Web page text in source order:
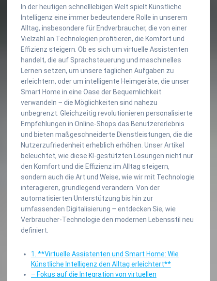
In der heutigen schnelllebigen Welt spielt Künstliche
Intelligenz eine immer bedeutendere Rolle in unserem
Alltag, insbesondere für Endverbraucher, die von einer
Vielzahl an Technologien profitieren, die Komfort und
Effizienz steigern. Ob es sich um virtuelle Assistenten
handelt, die auf Sprachsteuerung und maschinelles
Lernen setzen, um unsere täglichen Aufgaben zu
erleichtern, oder um intelligente Heimgeräte, die unser
Smart Home in eine Oase der Bequemlichkeit
verwandeln – die Möglichkeiten sind nahezu
unbegrenzt. Gleichzeitig revolutionieren personalisierte
Empfehlungen in Online-Shops das Benutzererlebnis
und bieten maßgeschneiderte Dienstleistungen, die die
Nutzerzufriedenheit erheblich erhöhen. Unser Artikel
beleuchtet, wie diese KI-gestützten Lösungen nicht nur
den Komfort und die Effizienz im Alltag steigern,
sondern auch die Art und Weise, wie wir mit Technologie
interagieren, grundlegend verändern. Von der
automatisierten Unterstützung bis hin zur
umfassenden Digitalisierung – entdecken Sie, wie
Verbraucher-Technologie den modernen Lebensstil neu
definiert.
1. **Virtuelle Assistenten und Smart Home: Wie
Künstliche Intelligenz den Alltag erleichtert**
– Fokus auf die Integration von virtuellen